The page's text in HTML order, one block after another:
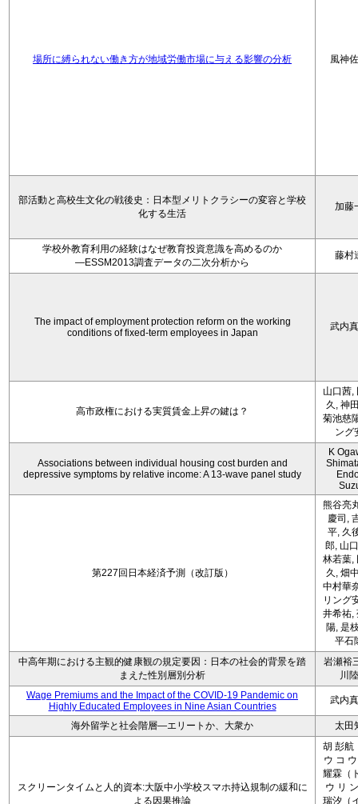
場所に縛られない働き方が地域労働市場に与える影響の分析 風神
部活動と高校生文化の戦後史：日本型メリトクラシーの変容と学校
化する生活
加藤
学校外教育利用の経験はなぜ教育投資意識を高めるのか
―ESSM2013調査データの二次分析から
藤村
The impact of employment protection reform on the working
conditions of fixed-term employees in Japan
武内
高市政権における実質賃金上昇の鍵は？
山口茜,
久, 神
菊池慈
ング
Associations between individual housing cost burden and
depressive symptoms by relative income: A 13-wave panel study
K
第227回日本経済予測（改訂版）
熊谷亮
慶司,
平, 久
郎, 山
林若葉,
久, 畑
中村華
リング
井希祐,
陽, 是
平石
中高年期における主観的健康観の規定要因：日本の社会的背景を踏
まえた性別層別分析
岩瀬裕
川
Wage Premiums and the Impact of the COVID‑19 Pandemic on
Highly Educated Employees in Nine Asian Countries
武内
海外留学と社会階層―エリートか、大衆か 太田
スクリーンタイムと人的資本:大阪中小学校スマホ持込規制の緩和に
よる因果推論
胡 彭航
ウ コ
耀霖（
ウ リ
瑞汐（